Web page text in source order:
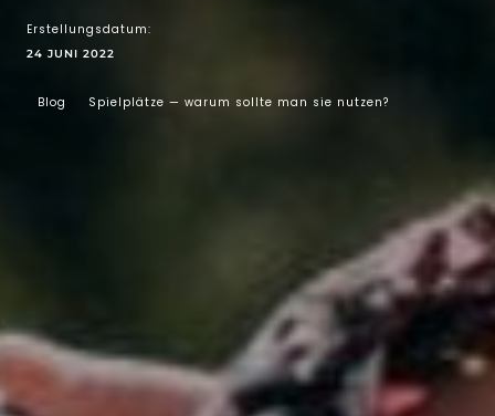
24 JUNI 2022
Erstellungsdatum:
Blog Spielplätze — warum sollte man sie nutzen?